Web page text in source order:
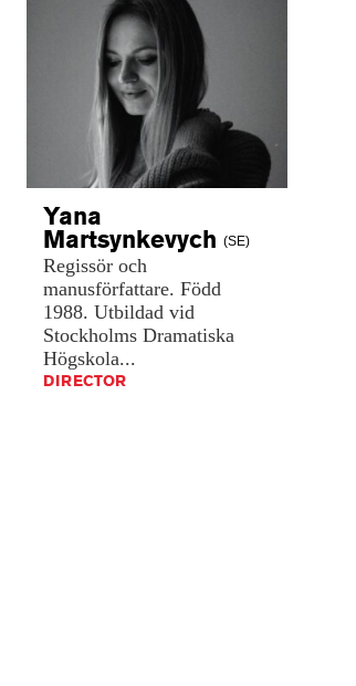
Yana
Martsynkevych (SE)
Regissör och
manusförfattare. Född
1988. Utbildad vid
Stockholms Dramatiska
Högskola...
DIRECTOR